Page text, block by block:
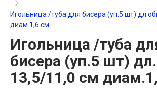
Игольница /туба для бисера (уп.5 шт)
диам.1,6 см
Игольница /туба
бисера (уп.5 шт)
13,5/11,0 см